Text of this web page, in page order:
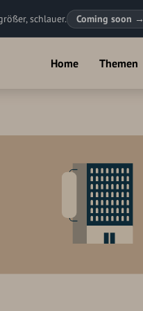
schlauer. Coming soon →
Home Themen